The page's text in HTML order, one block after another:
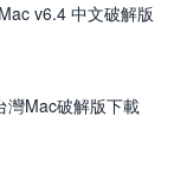
v6.4 中文破解版
灣Mac破解版下載